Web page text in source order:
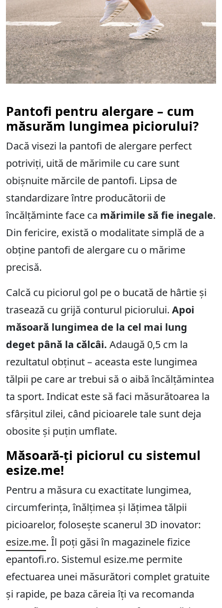
Pantofi pentru alergare – cum
măsurăm lungimea piciorului?
Dacă visezi la pantofi de alergare perfect
potriviți, uită de mărimile cu care sunt
obișnuite mărcile de pantofi. Lipsa de
standardizare între producătorii de
încălțăminte face ca mărimile să fie inegale.
Din fericire, există o modalitate simplă de a
obține pantofi de alergare cu o mărime
precisă.
Calcă cu piciorul gol pe o bucată de hârtie și
trasează cu grijă conturul piciorului. Apoi
măsoară lungimea de la cel mai lung
deget până la călcâi. Adaugă 0,5 cm la
rezultatul obținut – aceasta este lungimea
tălpii pe care ar trebui să o aibă încălțămintea
ta sport. Indicat este să faci măsurătoarea la
sfârșitul zilei, când picioarele tale sunt deja
obosite și puțin umflate.
Măsoară-ți piciorul cu sistemul
esize.me!
Pentru a măsura cu exactitate lungimea,
circumferința, înălțimea și lățimea tălpii
picioarelor, folosește scanerul 3D inovator:
esize.me. Îl poți găsi în magazinele fizice
epantofi.ro. Sistemul esize.me permite
efectuarea unei măsurători complet gratuite
și rapide, pe baza căreia îți va recomanda